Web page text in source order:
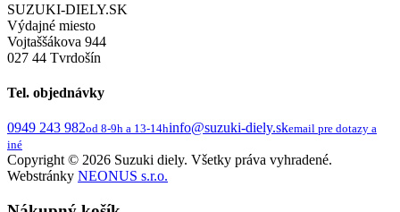
SUZUKI-DIELY.SK
Výdajné miesto
Vojtaššákova 944
027 44 Tvrdošín
Tel. objednávky
0949 243 982od 8-9h a 13-14hinfo@suzuki-diely.skemail pre dotazy a
iné
Copyright © 2026 Suzuki diely. Všetky práva vyhradené.
Webstránky NEONUS s.r.o.